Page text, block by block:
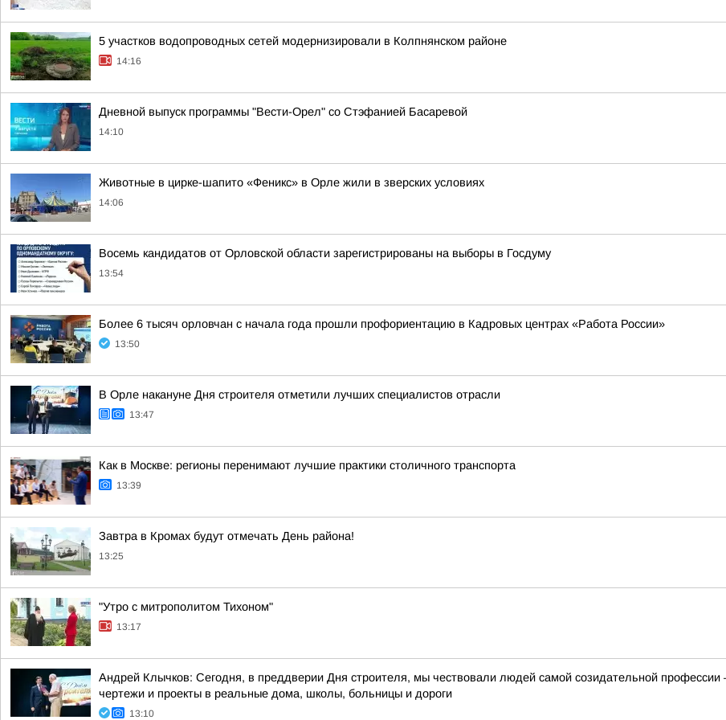
5 участков водопроводных сетей модернизировали в Колпнянском районе
14:16
Дневной выпуск программы "Вести-Орел" со Стэфанией Басаревой
14:10
Животные в цирке-шапито «Феникс» в Орле жили в зверских условиях
14:06
Восемь кандидатов от Орловской области зарегистрированы на выборы в Госдуму
13:54
Более 6 тысяч орловчан с начала года прошли профориентацию в Кадровых центрах «Работа России»
13:50
В Орле накануне Дня строителя отметили лучших специалистов отрасли
13:47
Как в Москве: регионы перенимают лучшие практики столичного транспорта
13:39
Завтра в Кромах будут отмечать День района!
13:25
"Утро с митрополитом Тихоном"
13:17
Андрей Клычков: Сегодня, в преддверии Дня строителя, мы чествовали людей самой созидательной профессии
чертежи и проекты в реальные дома, школы, больницы и дороги
13:10